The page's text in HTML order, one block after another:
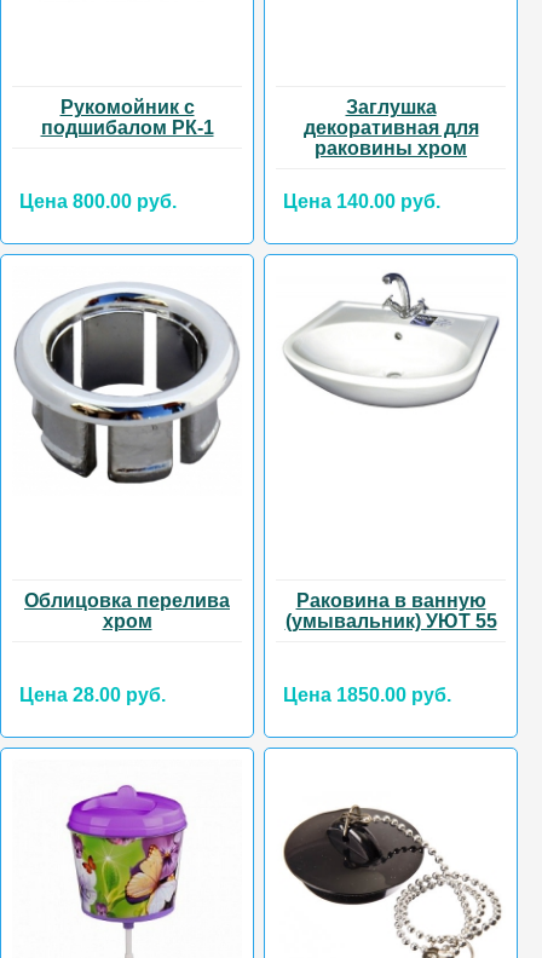
Рукомойник с
подшибалом РК-1
Цена 800.00 руб.
Заглушка
декоративная для
раковины хром
Цена 140.00 руб.
Облицовка перелива
хром
Цена 28.00 руб.
Раковина в ванную
(умывальник) УЮТ 55
Цена 1850.00 руб.